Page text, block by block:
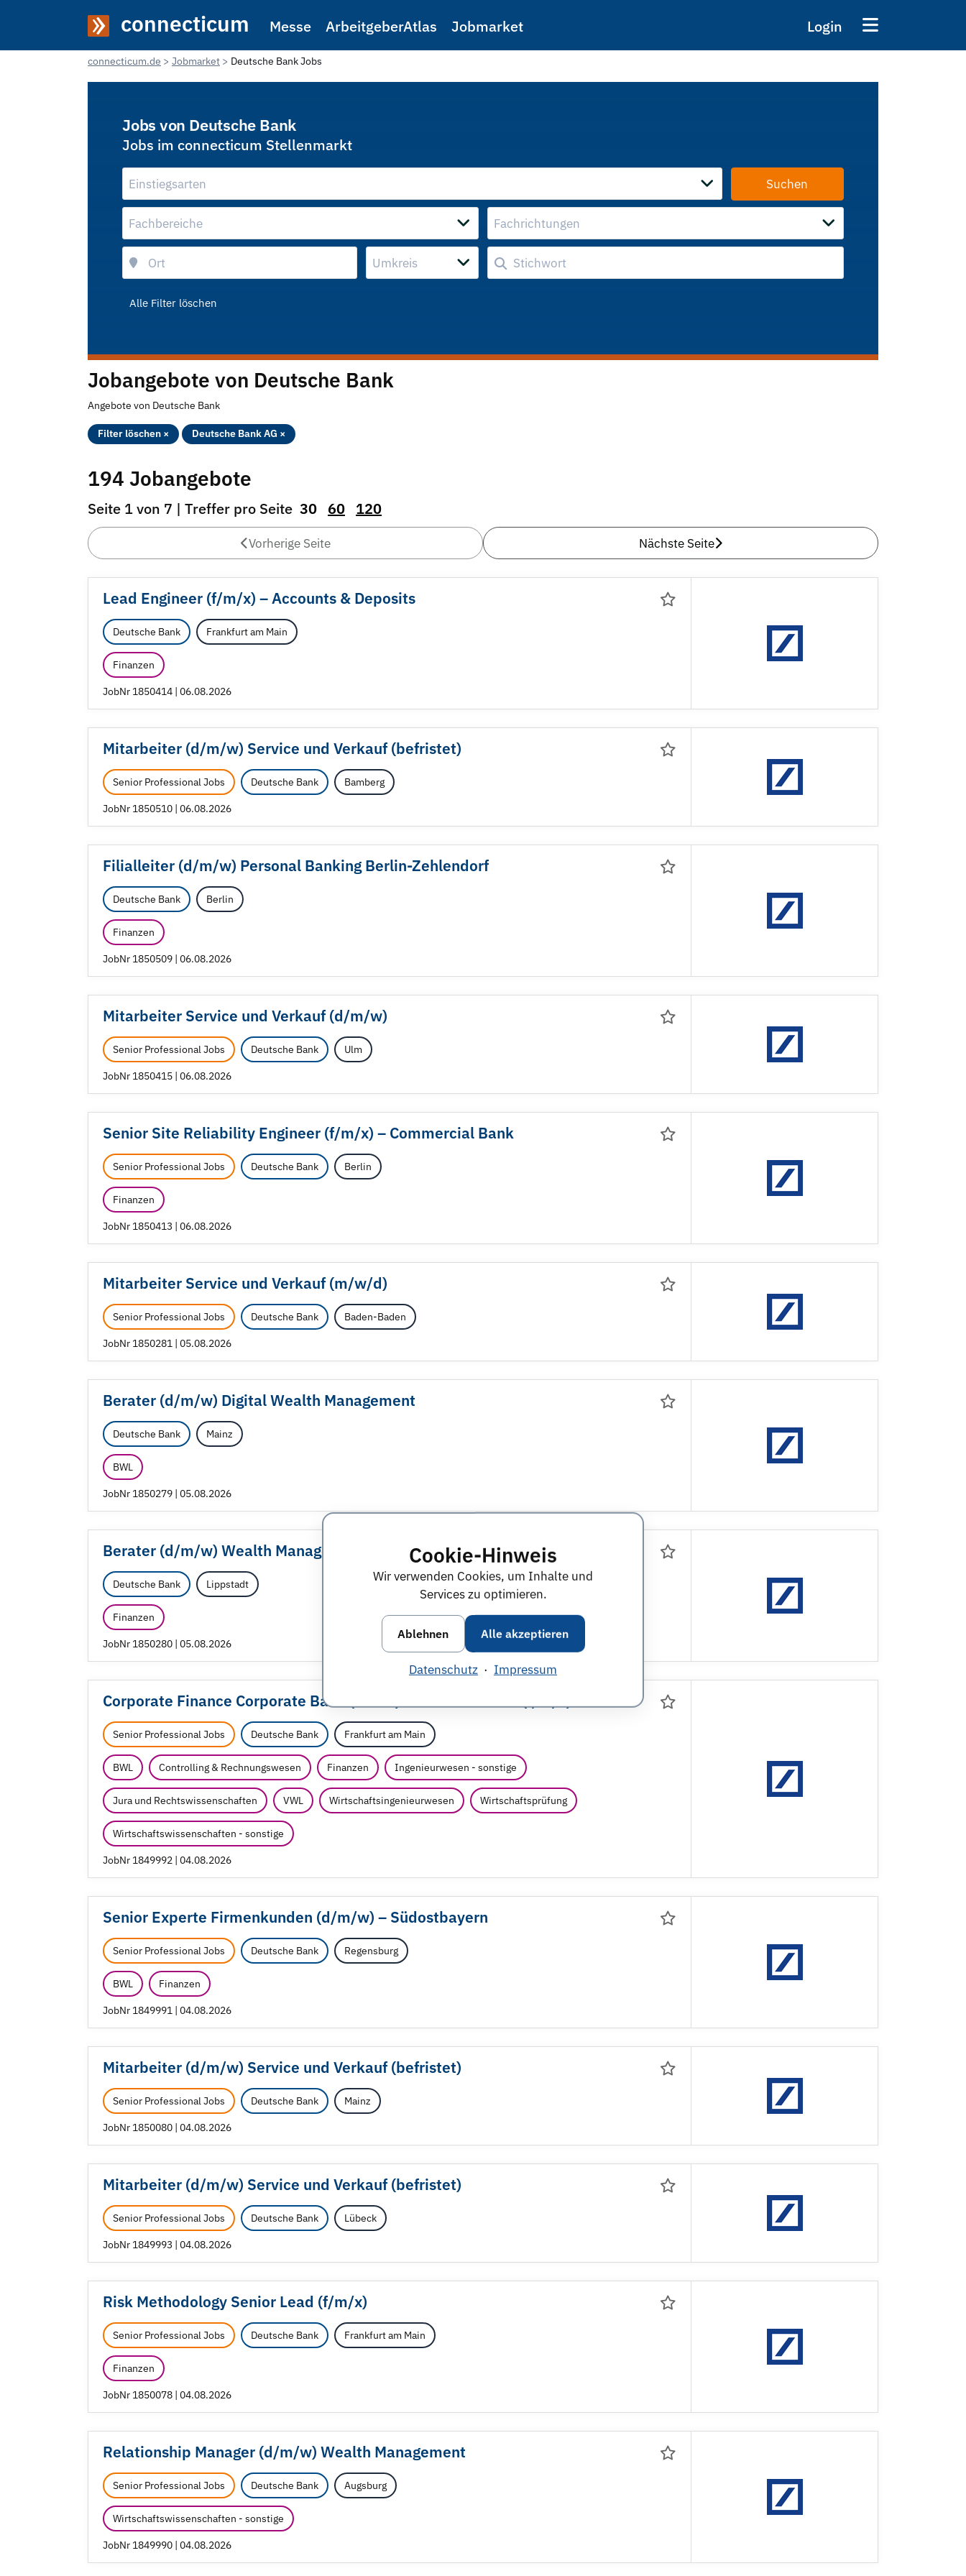
Cookie-Hinweis
Wir verwenden Cookies, um Inhalte und
Services zu optimieren.
Ablehnen Alle akzeptieren
Datenschutz · Impressum
connecticum Messe ArbeitgeberAtlas Jobmarket Login
connecticum.de Jobmarket Deutsche Bank Jobs
Jobs von Deutsche Bank
Jobs im connecticum Stellenmarkt
Einstiegsarten
Fachbereiche Fachrichtungen
Umkreis
Alle Filter löschen
Jobangebote von Deutsche Bank
Angebote von Deutsche Bank
Filter löschen × Deutsche Bank AG ×
194 Jobangebote
Seite 1 von 7 | Treffer pro Seite 30 60 120
Vorherige Seite Nächste Seite
Lead Engineer (f/m/x) – Accounts & Deposits
Deutsche Bank Frankfurt am Main
Finanzen
JobNr 1850414 | 06.08.2026
Mitarbeiter (d/m/w) Service und Verkauf (befristet)
Senior Professional Jobs Deutsche Bank Bamberg
JobNr 1850510 | 06.08.2026
Filialleiter (d/m/w) Personal Banking Berlin-Zehlendorf
Deutsche Bank Berlin
Finanzen
JobNr 1850509 | 06.08.2026
Mitarbeiter Service und Verkauf (d/m/w)
Senior Professional Jobs Deutsche Bank Ulm
JobNr 1850415 | 06.08.2026
Senior Site Reliability Engineer (f/m/x) – Commercial Bank
Senior Professional Jobs Deutsche Bank Berlin
Finanzen
JobNr 1850413 | 06.08.2026
Mitarbeiter Service und Verkauf (m/w/d)
Senior Professional Jobs Deutsche Bank Baden-Baden
JobNr 1850281 | 05.08.2026
Berater (d/m/w) Digital Wealth Management
Deutsche Bank Mainz
BWL
JobNr 1850279 | 05.08.2026
Berater (d/m/w) Wealth Management
Deutsche Bank Lippstadt
Finanzen
JobNr 1850280 | 05.08.2026
Corporate Finance Corporate Bank (CF CB) - M&A Associate (f/m/x)
Senior Professional Jobs Deutsche Bank Frankfurt am Main
BWL Controlling & Rechnungswesen Finanzen Ingenieurwesen - sonstige
Jura und Rechtswissenschaften VWL Wirtschaftsingenieurwesen Wirtschaftsprüfung
Wirtschaftswissenschaften - sonstige
JobNr 1849992 | 04.08.2026
Senior Experte Firmenkunden (d/m/w) – Südostbayern
Senior Professional Jobs Deutsche Bank Regensburg
BWL Finanzen
JobNr 1849991 | 04.08.2026
Mitarbeiter (d/m/w) Service und Verkauf (befristet)
Senior Professional Jobs Deutsche Bank Mainz
JobNr 1850080 | 04.08.2026
Mitarbeiter (d/m/w) Service und Verkauf (befristet)
Senior Professional Jobs Deutsche Bank Lübeck
JobNr 1849993 | 04.08.2026
Risk Methodology Senior Lead (f/m/x)
Senior Professional Jobs Deutsche Bank Frankfurt am Main
Finanzen
JobNr 1850078 | 04.08.2026
Relationship Manager (d/m/w) Wealth Management
Senior Professional Jobs Deutsche Bank Augsburg
Wirtschaftswissenschaften - sonstige
JobNr 1849990 | 04.08.2026